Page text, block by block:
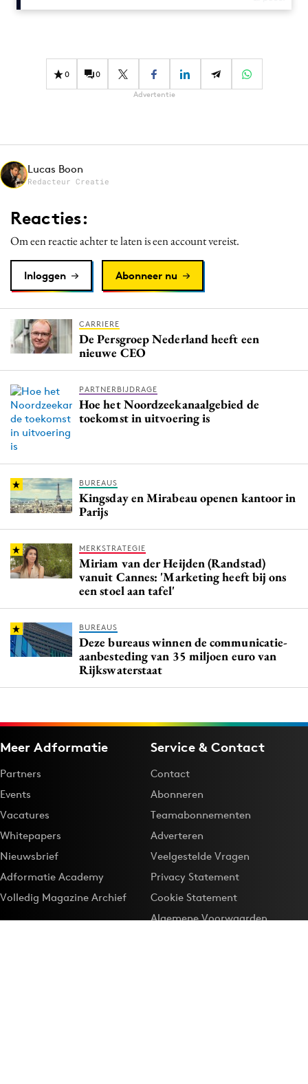
Design
Effectiviteit
Gedragsverandering
Media
PR
Programmatic
Purpose Marketing
Reputatie & crisis
0 0
Advertentie
Lucas Boon
Redacteur Creatie
Reacties:
Om een reactie achter te laten is een account vereist.
Inloggen Abonneer nu
CARRIERE
De Persgroep Nederland heeft een
nieuwe CEO
PARTNERBIJDRAGE
Hoe het Noordzeekanaalgebied de
toekomst in uitvoering is
BUREAUS
Kingsday en Mirabeau openen kantoor in
Parijs
MERKSTRATEGIE
Miriam van der Heijden (Randstad)
vanuit Cannes: 'Marketing heeft bij ons
een stoel aan tafel'
BUREAUS
Deze bureaus winnen de communicatie-
aanbesteding van 35 miljoen euro van
Rijkswaterstaat
Meer Adformatie
Partners
Events
Vacatures
Whitepapers
Nieuwsbrief
Adformatie Academy
Volledig Magazine Archief
Service & Contact
Contact
Abonneren
Teamabonnementen
Adverteren
Veelgestelde Vragen
Privacy Statement
Cookie Statement
Algemene Voorwaarden